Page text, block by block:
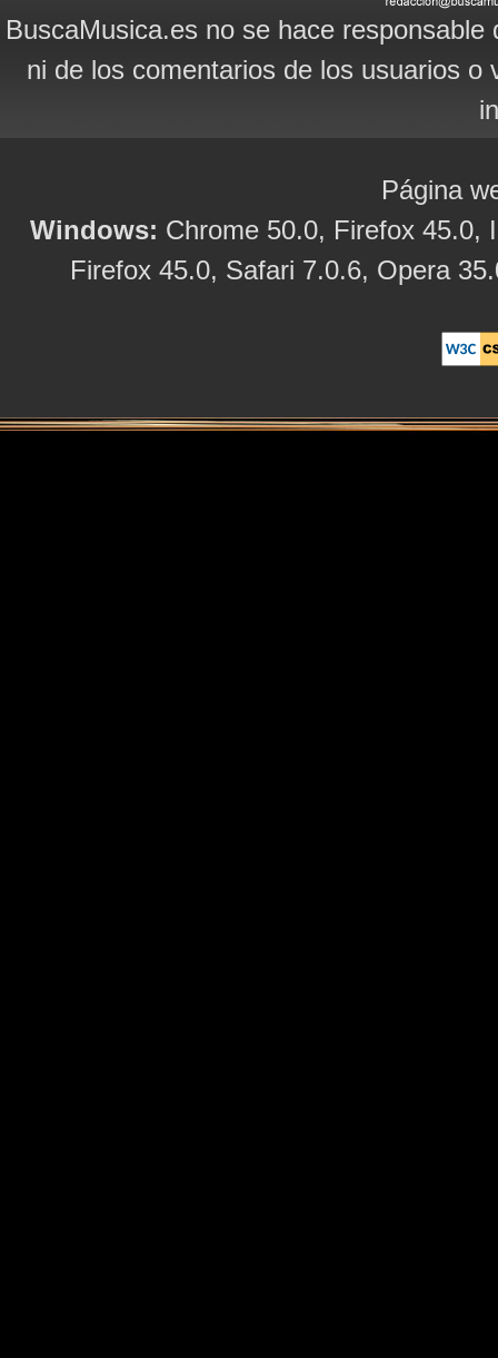
BuscaMusica.es no se hace
ni de los comentarios de los usuarios
Página
Windows: Chrome 50.0, Firefox 45.0,
Firefox 45.0, Safari 7.0.6, Opera